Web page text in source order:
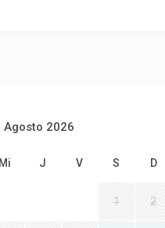
Agosto 2026
Mi J V S D
1 2